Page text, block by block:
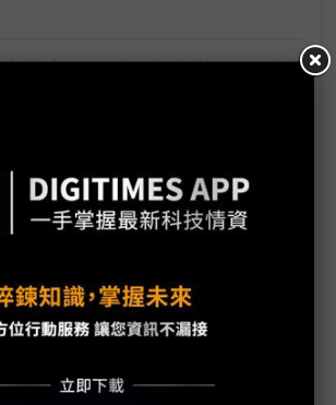
價格成兩大關鍵 尚騰看好2H26車市
價與豪奢雙戰線 中系電動車4月歐
汽車、出行與用車事業的協同發展
展推動創新
惠上路 東陽：對台灣汽車零件產業